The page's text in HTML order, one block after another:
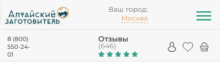
Ваш город:
Москва
8 (800)
550-24-
01
Отзывы
(646)